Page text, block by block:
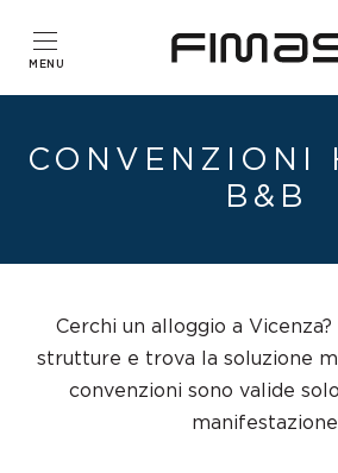
CONVENZIONI
B&B
Cerchi un alloggio a
strutture e trova la soluzione
convenzioni sono valide